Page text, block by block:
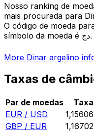
Nosso ranking de
mais procurada para
O código de moeda
símbolo da moeda é دج.
More Dinar argelino
Taxas de
Par de moedas Taxa
EUR / USD
1,15606
GBP / EUR
1,16702